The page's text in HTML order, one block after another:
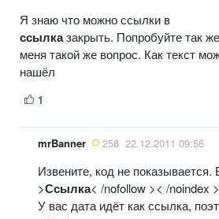
Я знаю что можно ссылки в
ссылказакрыть. Попробуйте так
меня такой же вопрос. Как текст
нашёл
1
mrBanner 258 22.12.2011 09:56
Извените, код не показывается.
>Ссылка< /nofollow >< /noindex >
У вас дата идёт как ссылка,